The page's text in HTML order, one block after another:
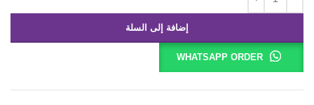
إضافة إلى السلة
WHATSAPP ORDER